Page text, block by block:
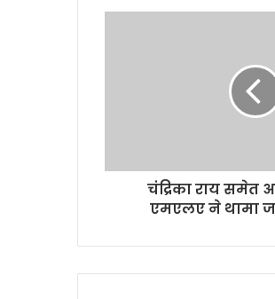
k
चंद्रिका राय समेत
एमएलए ने थामा